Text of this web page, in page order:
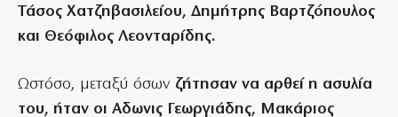
Τάσος Χατζηβασιλείου, Δημήτρης Βαρτζόπουλος
και Θεόφιλος Λεονταρίδης.
Ωστόσο, μεταξύ όσων ζήτησαν να αρθεί η ασυλία
του, ήταν οι Αδωνις Γεωργιάδης, Μακάριος